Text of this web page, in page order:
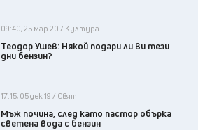
09:40, 25 мар 20 / Култура
Теодор Ушев: Някой подари ли ви тези
дни бензин?
17:15, 05 дек 19 / Свят
Мъж почина, след като пастор обърка
светена вода с бензин